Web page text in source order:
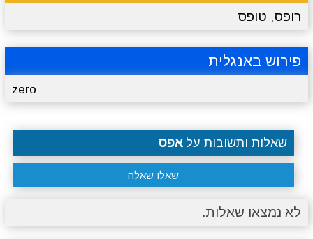
רופס, טופס
פירוש באנגלית
zero
שאלות ותשובות עלאפס
שאלו שאלה
לא נמצאו שאלות.